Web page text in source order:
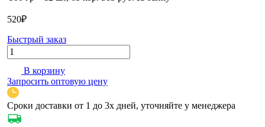
520₽
Быстрый заказ
Количество
В корзину
Запросить оптовую цену
Сроки доставки от 1 до 3х дней, уточняйте у менеджера